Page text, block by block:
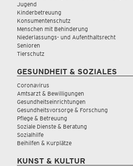
Jugend
Kinderbetreuung
Konsumentenschutz
Menschen mit Behinderung
Niederlassungs- und Aufenthaltsrecht
Senioren
Tierschutz
GESUNDHEIT & SOZIALES
Coronavirus
Amtsarzt & Bewilligungen
Gesundheitseinrichtungen
Gesundheitsvorsorge & Forschung
Pflege & Betreuung
Soziale Dienste & Beratung
Sozialhilfe
Beihilfen & Kurplätze
KUNST & KULTUR